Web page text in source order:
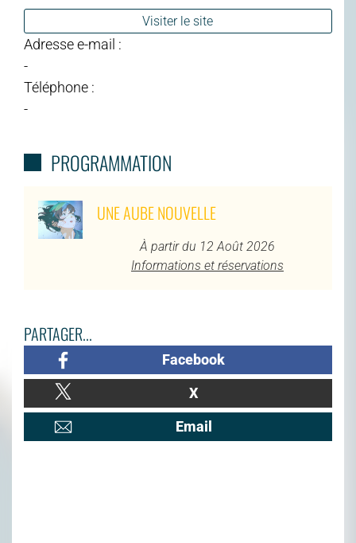
Visiter le site
Adresse e-mail :
-
Téléphone :
-
PROGRAMMATION
UNE AUBE NOUVELLE
À partir du 12 Août 2026
Informations et réservations
PARTAGER...
Facebook
X
Email